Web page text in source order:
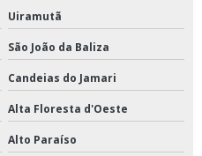
Uiramutã
São João da Baliza
Candeias do Jamari
Alta Floresta d'Oeste
Alto Paraíso